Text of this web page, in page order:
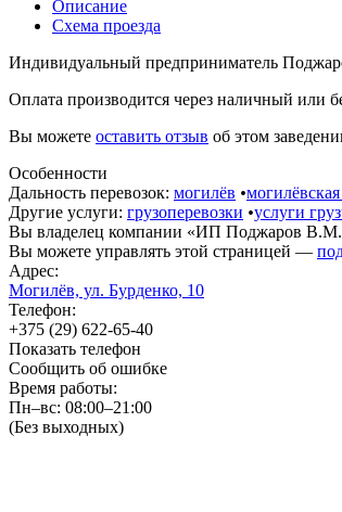
Описание
Схема проезда
Индивидуальный предприниматель
Оплата производится через наличный или
Вы можете оставить отзыв об этом
Особенности
Дальность перевозок: могилёв •
Другие услуги: грузоперевозки •услуги
Вы владелец компании «ИП Поджаров
Вы можете управлять этой страницей —
Адрес:
Могилёв, ул. Бурденко, 10
Телефон:
+375 (29) 622-65-40
Показать телефон
Сообщить об ошибке
Время работы:
Пн–вс: 08:00–21:00
(Без выходных)